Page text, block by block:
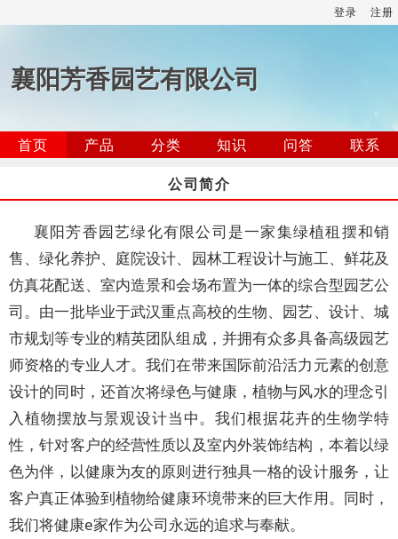
登录 注册
襄阳芳香园艺有限公司
首页 产品 分类 知识 问答
联系
公司简介
襄阳芳香园艺绿化有限公司是一家集绿植租摆和销
售、绿化养护、庭院设计、园林工程设计与施工、鲜花及
仿真花配送、室内造景和会场布置为一体的综合型园艺公
司。由一批毕业于武汉重点高校的生物、园艺、设计、城
市规划等专业的精英团队组成，并拥有众多具备高级园艺
师资格的专业人才。我们在带来国际前沿活力元素的创意
设计的同时，还首次将绿色与健康，植物与风水的理念引
入植物摆放与景观设计当中。我们根据花卉的生物学特
性，针对客户的经营性质以及室内外装饰结构，本着以绿
色为伴，以健康为友的原则进行独具一格的设计服务，让
客户真正体验到植物给健康环境带来的巨大作用。同时，
我们将健康e家作为公司永远的追求与奉献。